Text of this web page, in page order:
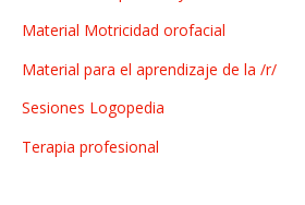
Material Motricidad orofacial
Material para el aprendizaje de la /r/
Sesiones Logopedia
Terapia profesional